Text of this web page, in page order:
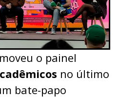
o painel
no último
bate-papo